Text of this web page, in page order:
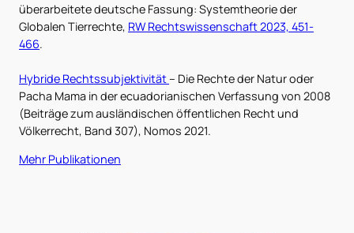
überarbeitete deutsche Fassung: Systemtheorie der
Globalen Tierrechte, RW Rechtswissenschaft 2023, 451-
466.
Hybride Rechtssubjektivität– Die Rechte der Natur oder
Pacha Mama in der ecuadorianischen Verfassung von 2008
(Beiträge zum ausländischen öffentlichen Recht und
Völkerrecht, Band 307), Nomos 2021.
Mehr Publikationen